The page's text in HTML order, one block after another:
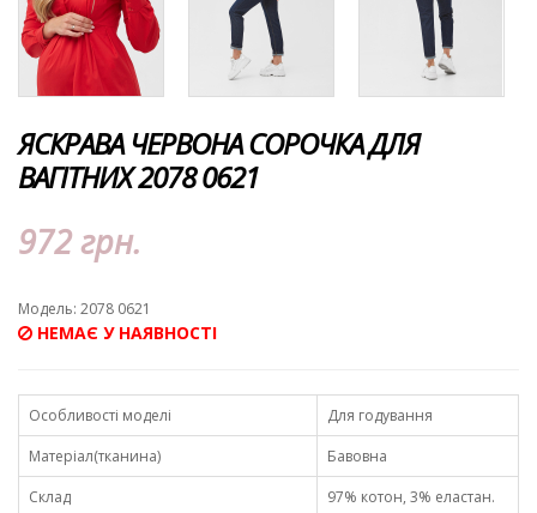
ЯСКРАВА ЧЕРВОНА СОРОЧКА ДЛЯ
ВАГІТНИХ 2078 0621
972 грн.
Модель: 2078 0621
НЕМАЄ У НАЯВНОСТІ
Особливості моделі
Для годування
Матеріал(тканина)
Бавовна
Склад
97% котон, 3% еластан.